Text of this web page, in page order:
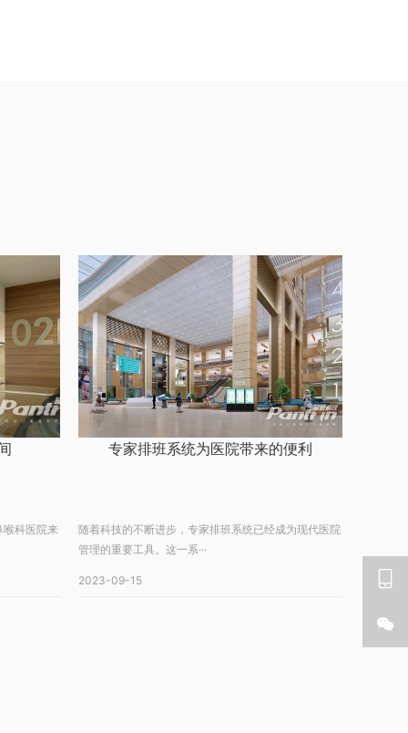
喉科医院来
专家排班系统为医院带来的便利
随着科技的不断进步，专家排班系统已经成为现代医院
管理的重要工具。这一系···
2023-09-15 
